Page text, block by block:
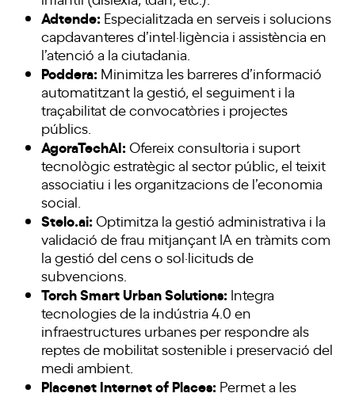
Adtende: Especialitzada en serveis i solucions
capdavanteres d’intel·ligència i assistència en
l’atenció a la ciutadania.
Poddera: Minimitza les barreres d’informació
automatitzant la gestió, el seguiment i la
traçabilitat de convocatòries i projectes
públics.
AgoraTechAI:Ofereix consultoria i suport
tecnològic estratègic al sector públic, el teixit
associatiu i les organitzacions de l’economia
social.
Stelo.ai:Optimitza la gestió administrativa i la
validació de frau mitjançant IA en tràmits com
la gestió del cens o sol·licituds de
subvencions.
Torch Smart Urban Solutions: Integra
tecnologies de la indústria 4.0 en
infraestructures urbanes per respondre als
reptes de mobilitat sostenible i preservació del
medi ambient.
Placenet Internet of Places: Permet a les